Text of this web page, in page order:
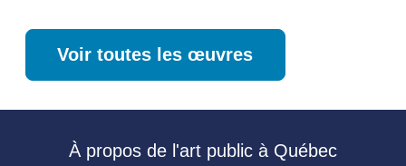
Voir toutes les œuvres
À propos de l'art public à Québec